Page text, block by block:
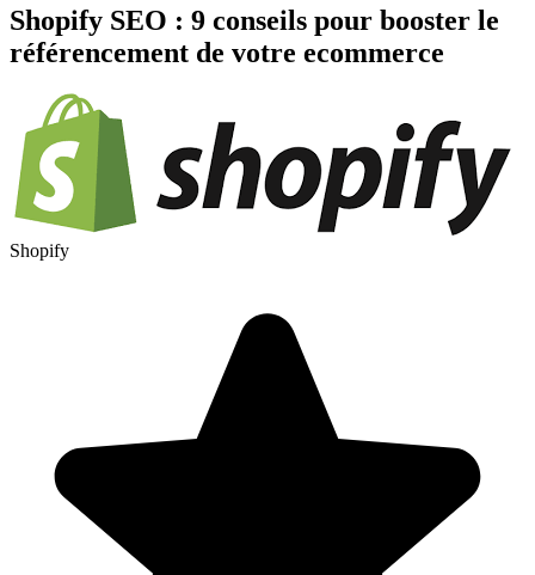
Shopify SEO : 9 conseils pour booster le
référencement de votre ecommerce
Shopify